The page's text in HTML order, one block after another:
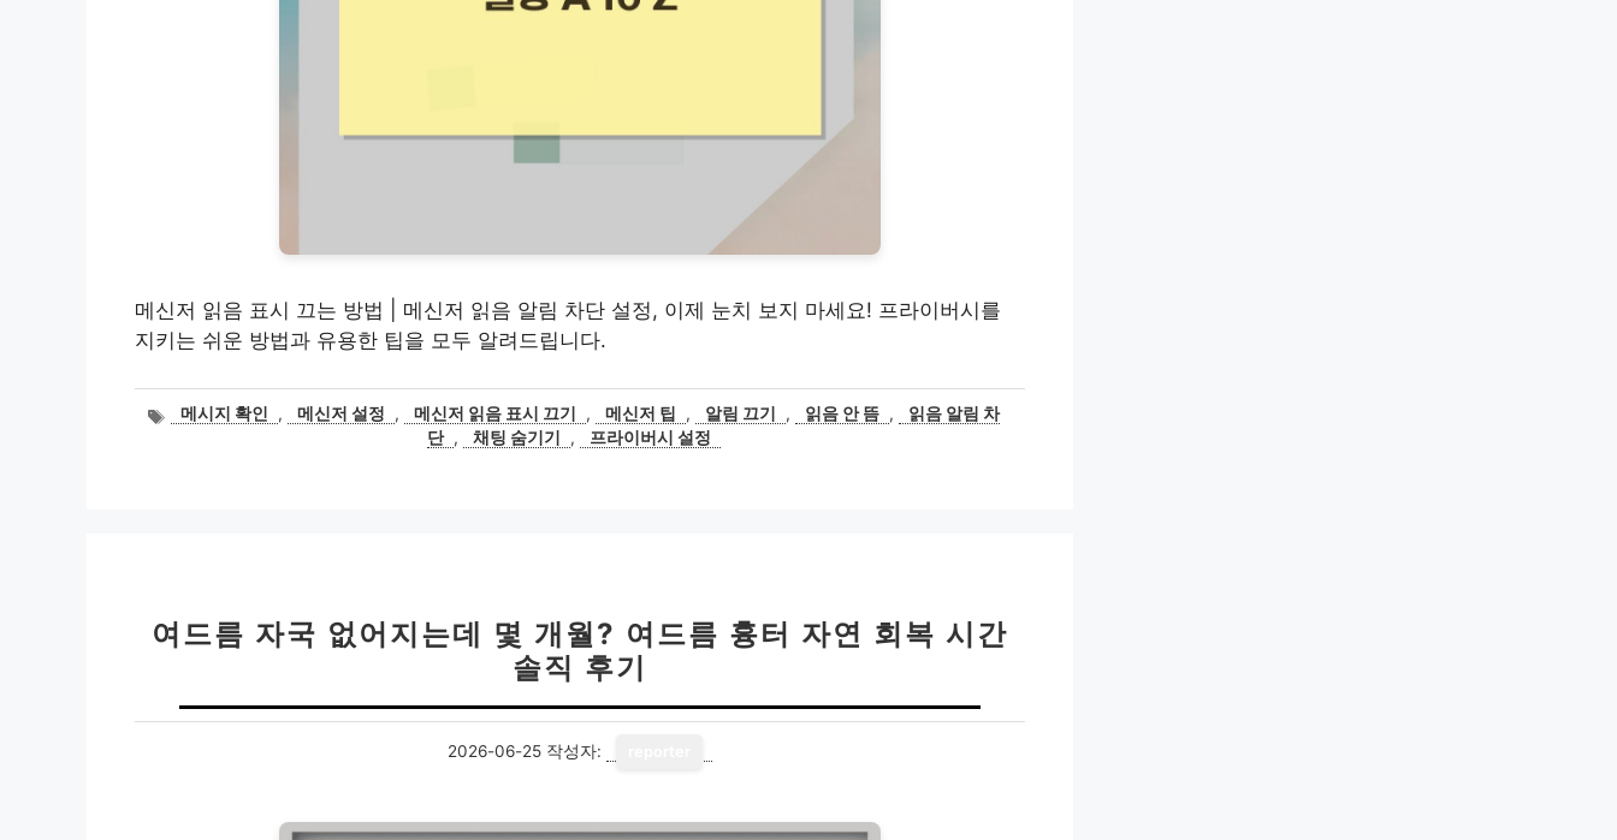
메신저 읽음 표시 끄는 방법 | 메신저 읽음 알림 차단 설정, 이제 눈치 보지 마세요! 프라이버시를
지키는 쉬운 방법과 유용한 팁을 모두 알려드립니다.
태메시지 확인 , 메신저 설정 , 메신저 읽음 표시 끄기 , 메신저 팁 , 알림 끄기 , 읽음 안 뜸 ,
읽음 알림 차
단 , 채팅 숨기기 , 프라이버시 설정
여드름 자국 없어지는데 몇 개월? 여드름 흉터 자연 회복 시간
솔직 후기
2026-06-25 작성자: